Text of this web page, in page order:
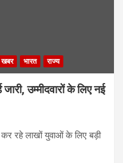
खबर भारत राज्य
उम्मीदवारों के लिए नई
रहे लाखों युवाओं के लिए बड़ी